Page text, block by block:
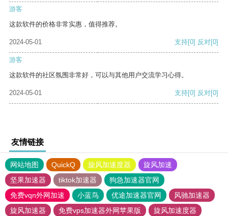
游客
这款软件的价格非常实惠，值得推荐。
2024-05-01 支持[0] 反对[0]
游客
这款软件的社区氛围非常好，可以与其他用户交流学习心得。
2024-05-01 支持[0] 反对[0]
友情链接
网站地图 QuickQ 旋风加速度器
旋风加速
坚果加速器
tiktok加速器
狗急加速器官网
免费vqn外网加速
小蓝鸟 优途加速器官网
风驰加速器
旋风加速器
免费vps加速器外网苹果版
旋风加速度器